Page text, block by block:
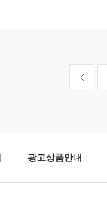
광고상품안내